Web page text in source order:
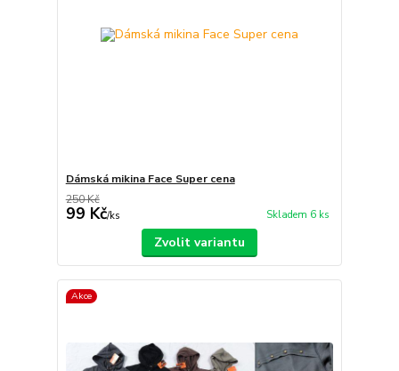
Dámská mikina Face Super cena
250 Kč
99 Kč/ks Skladem 6 ks
Zvolit variantu
Akce